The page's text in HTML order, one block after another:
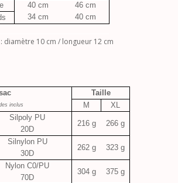
40 cm
46 cm
34 cm
40 cm
diamètre 10 cm / longueur 12 cm
Taille
inclus M XL
Silpoly PU
20D
216 g 266 g
Silnylon PU
30D
262 g 323 g
Nylon C0/PU
70D
304 g 375 g